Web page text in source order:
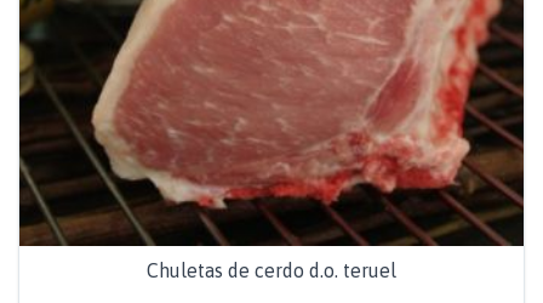
Chuletas de cerdo d.o. teruel